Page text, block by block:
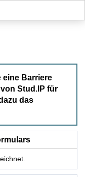
eine Barriere
Stud.IP für
das